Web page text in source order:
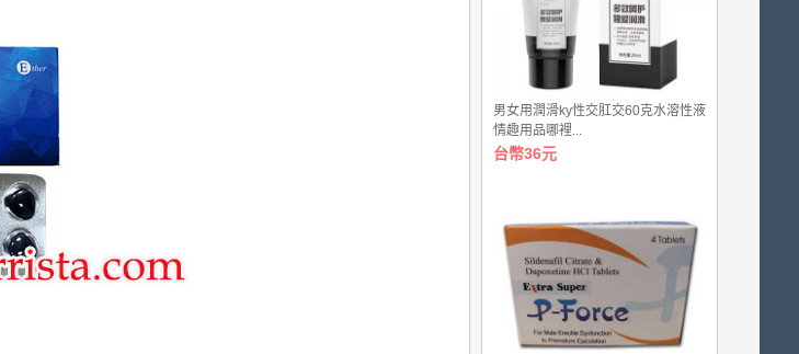
男女用潤滑ky性交肛交60克水溶性液
情趣用品哪裡...
台幣36元